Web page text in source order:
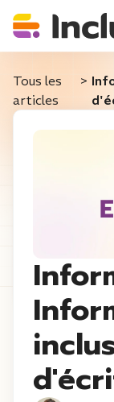
Tous les
articles
>